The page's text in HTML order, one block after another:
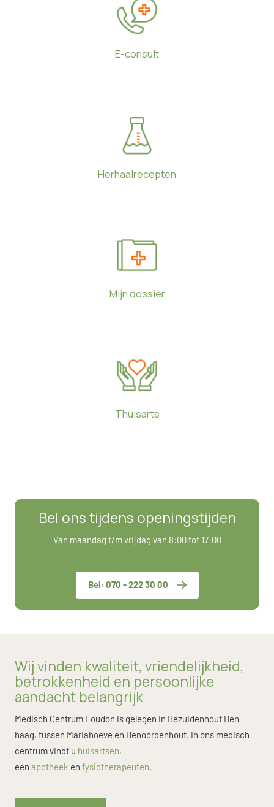
E-consult
Herhaalrecepten
Mijn dossier
Thuisarts
Bel ons tijdens openingstijden
Van maandag t/m vrijdag van 8:00 tot 17:00
Bel: 070 - 222 30 00
Wij vinden kwaliteit, vriendelijkheid,
betrokkenheid en persoonlijke
aandacht belangrijk
Medisch Centrum Loudon is gelegen in Bezuidenhout Den
haag, tussen Mariahoeve en Benoordenhout. In ons medisch
centrum vindt u huisartsen,
een apotheek en fysiotherapeuten.